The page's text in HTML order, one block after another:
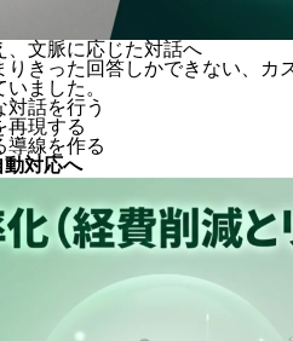
、文脈に応じた対話へ
きった回答しかできない、カ
ました。
話を行う
再現する
導線を作る
対応へ